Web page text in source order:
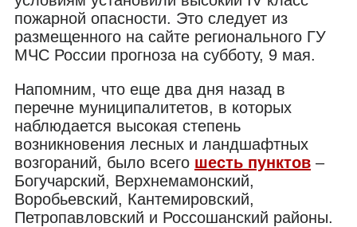
пожарной опасности. Это следует из
размещенного на сайте регионального ГУ
МЧС России прогноза на субботу, 9 мая.
Напомним, что еще два дня назад в
перечне муниципалитетов, в которых
наблюдается высокая степень
возникновения лесных и ландшафтных
возгораний, было всего шесть пунктов –
Богучарский, Верхнемамонский,
Воробьевский, Кантемировский,
Петропавловский и Россошанский районы.